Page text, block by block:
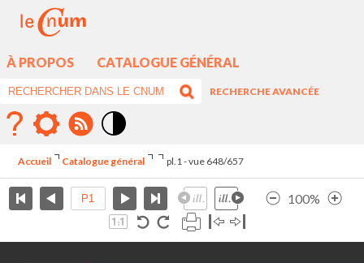
À PROPOS CATALOGUE GÉNÉRAL
RECHERCHE AVANCÉE
élévé
Accueil Catalogue général pl.1 - vue 648/657
100%